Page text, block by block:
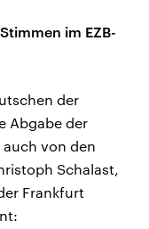
im EZB-
der
Abgabe der
von den
Schalast,
Frankfurt